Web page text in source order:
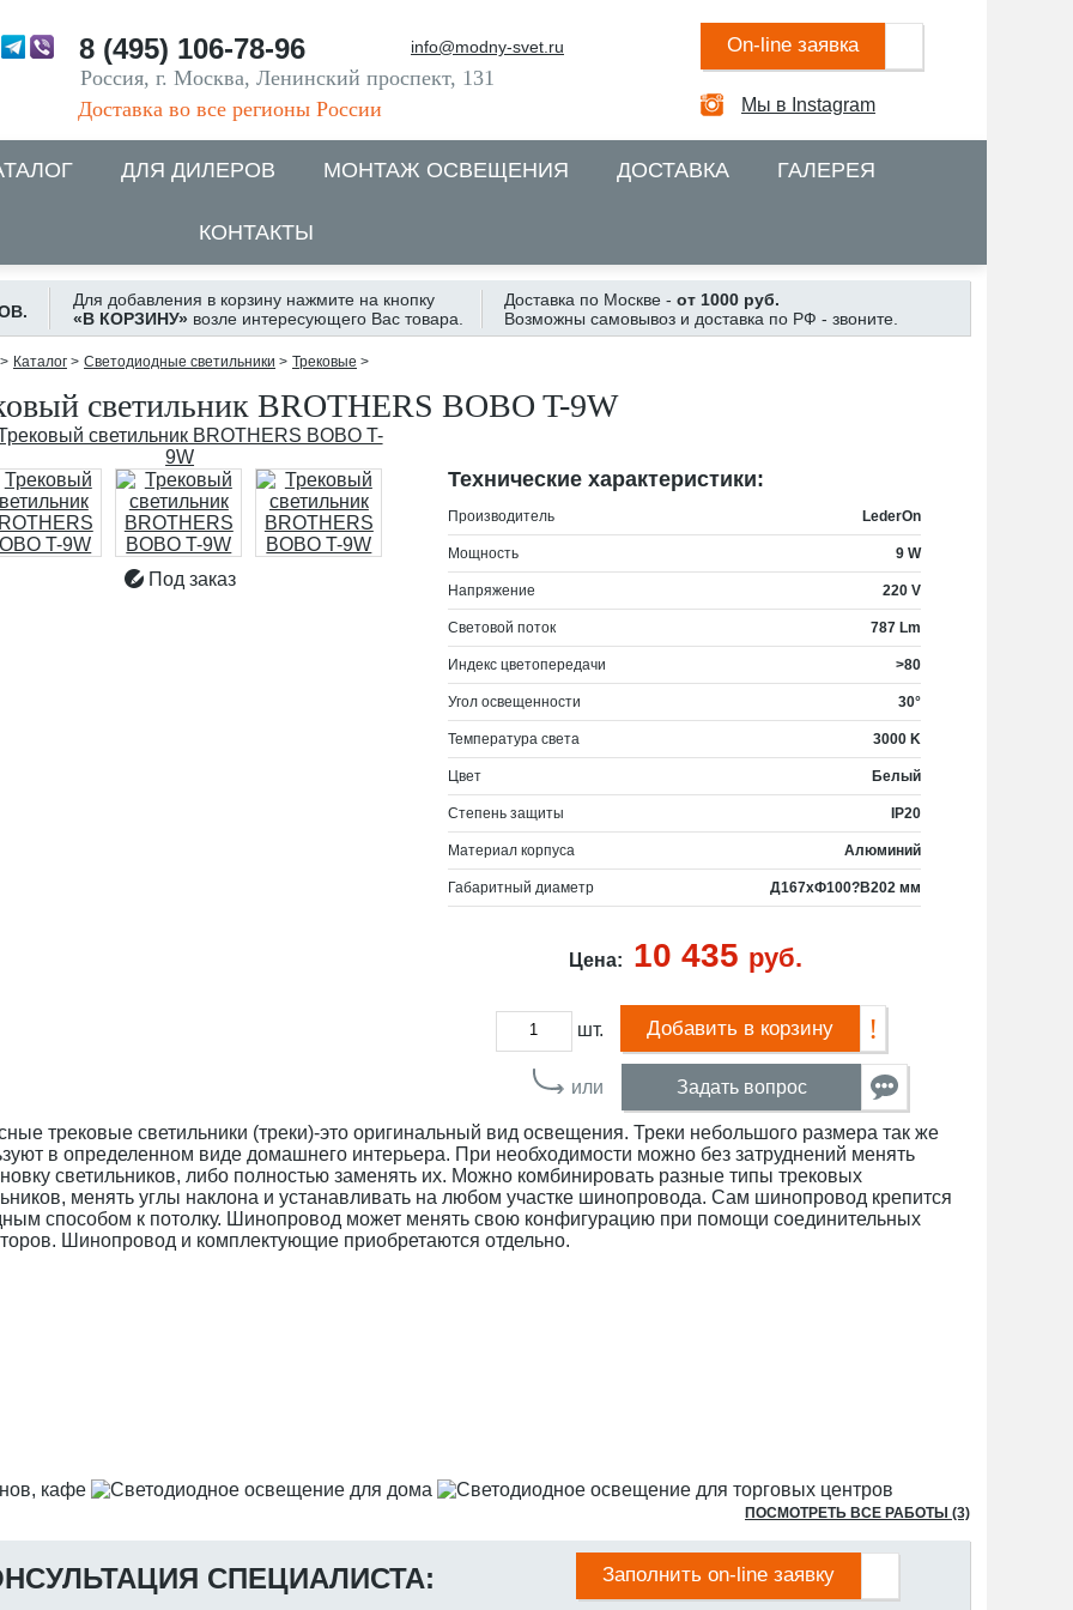
8 (495) 106-78-96 info@modny-svet.ru
Россия, г. Москва, Ленинский проспект, 131
Доставка во все регионы России
On-line заявка
Мы в Instagram
ДЛЯ ДИЛЕРОВ МОНТАЖ ОСВЕЩЕНИЯ ДОСТАВКА ГАЛЕРЕЯ
КОНТАКТЫ
Для добавления в корзину нажмите на кнопку
«В КОРЗИНУ» возле интересующего Вас товара.
Доставка по Москве - от 1000 руб.
Возможны самовывоз и доставка по РФ - звоните.
Каталог > Светодиодные светильники > Трековые >
светильник BROTHERS BOBO T-9W
Под заказ
Технические характеристики:
Производитель LederOn
Мощность 9 W
Напряжение 220 V
Световой поток 787 Lm
Индекс цветопередачи >80
Угол освещенности 30°
Температура света 3000 K
Цвет Белый
Степень защиты IP20
Материал корпуса Алюминий
Габаритный диаметр Д167хФ100?В202 мм
Цена: 10 435 руб.
шт. Добавить в корзину
или Задать вопрос
трековые светильники (треки)-это оригинальный вид освещения. Треки небольшого размера так же
в определенном виде домашнего интерьера. При необходимости можно без затруднений менять
светильников, либо полностью заменять их. Можно комбинировать разные типы трековых
менять углы наклона и устанавливать на любом участке шинопровода. Сам шинопровод крепится
способом к потолку. Шинопровод может менять свою конфигурацию при помощи соединительных
Шинопровод и комплектующие приобретаются отдельно.
ПОСМОТРЕТЬ ВСЕ РАБОТЫ (3)
СПЕЦИАЛИСТА: Заполнить on-line заявку